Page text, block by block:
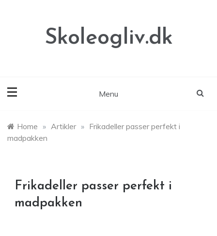
Skoleogliv.dk
Menu
Home » Artikler » Frikadeller passer perfekt i
madpakken
Frikadeller passer perfekt i
madpakken